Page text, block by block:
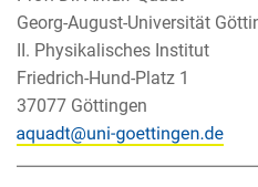
Georg-August-Universität
II. Physikalisches Institut
Friedrich-Hund-Platz 1
37077 Göttingen